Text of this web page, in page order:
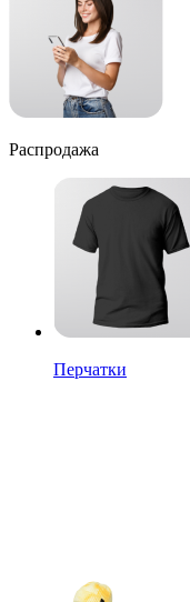
Распродажа
Перчатки